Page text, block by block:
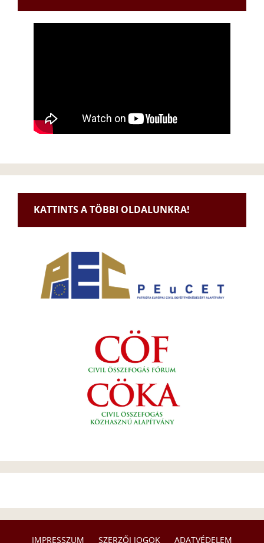
KATTINTS A TÖBBI OLDALUNKRA!
IMPRESSZUM SZERZŐI JOGOK ADATVÉDELEM